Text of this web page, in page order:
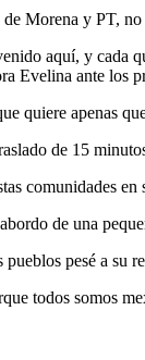
de Morena y PT,
aquí, y cada
Evelina ante los
quiere apenas
de 15
comunidades
de una
pesé a su
todos somos